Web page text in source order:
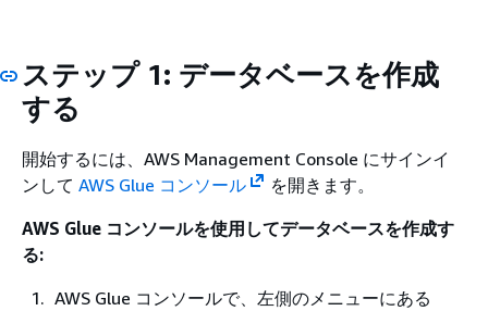
ステップ 1: データベースを作成
する
開始するには、AWS Management Console にサインイ
ンして AWS Glue コンソール
を開きます。
AWS Glue コンソールを使用してデータベースを作成す
る:
AWS Glue コンソールで、左側のメニューにある